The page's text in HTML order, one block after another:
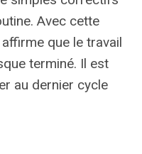
Avec cette
que le travail
terminé. Il est
au dernier cycle